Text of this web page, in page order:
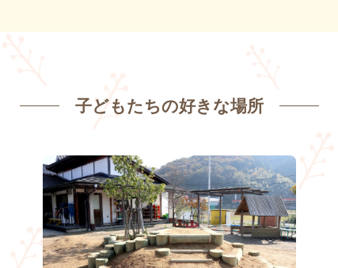
子どもたちの好きな場所